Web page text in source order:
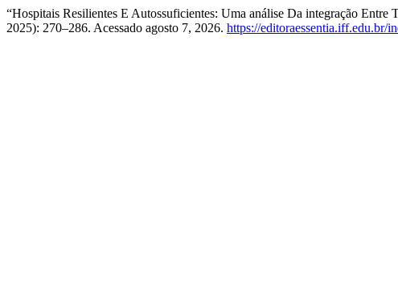
“Hospitais Resilientes E Autossuficientes: Uma análise Da integração Entre
2025): 270–286. Acessado agosto 7, 2026. https://editoraessentia.iff.edu.br/